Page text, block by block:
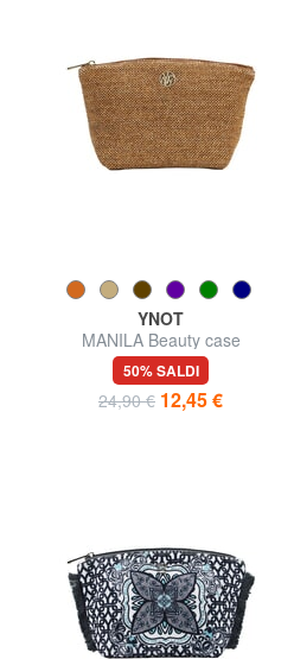
YNOT
MANILA Beauty case
50% SALDI
24,90 € 12,45 €